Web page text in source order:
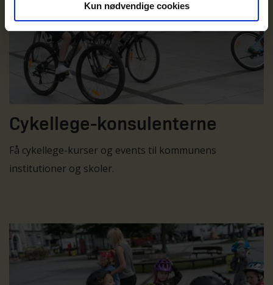
Kun nødvendige cookies
Cykellege-konsulenterne
Få cykellege-kurser og events til kommunens
institutioner og skoler.